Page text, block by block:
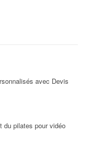
avec Devis
pilates pour vidéo